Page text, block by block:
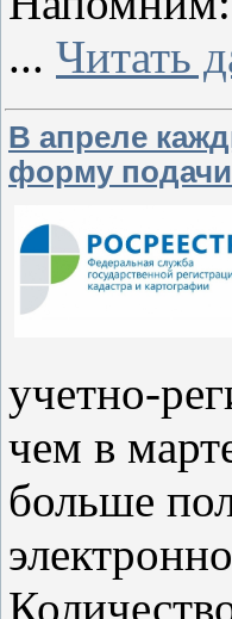
... Читать
В апреле
форму
учетно-
чем в
больше